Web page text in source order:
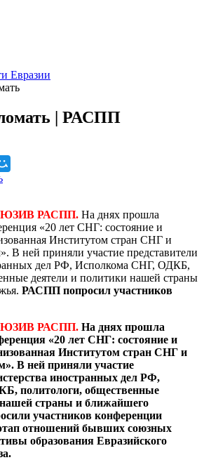
Евразии
| РАСПП
РАСПП. На днях прошла
«20 лет СНГ: состояние и
Институтом стран СНГ и
В ней приняли участие представители
дел РФ, Исполкома СНГ, ОДКБ,
деятели и политики нашей страны
РАСПП попросил участников
РАСПП. На днях прошла
«20 лет СНГ: состояние и
Институтом стран СНГ и
В ней приняли участие
иностранных дел РФ,
политологи, общественные
страны и ближайшего
участников конференции
отношений бывших союзных
образования Евразийского